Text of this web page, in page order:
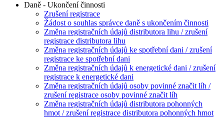
Daně - Ukončení činnosti
Zrušení registrace
Žádost o souhlas správce daně s ukončením činnosti
Změna registračních údajů distributora lihu / zrušení
registrace distributora lihu
Změna registračních údajů ke spotřební dani / zrušení
registrace ke spotřební dani
Změna registračních údajů k energetické dani / zrušení
registrace k energetické dani
Změna registračních údajů osoby povinné značit líh /
zrušení registrace osoby povinné značit líh
Změna registračních údajů distributora pohonných
hmot / zrušení registrace distributora pohonných hmot